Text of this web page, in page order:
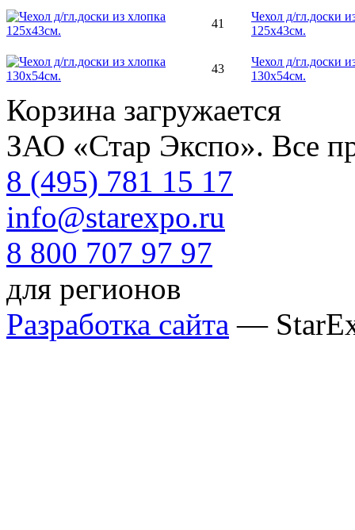
41
Чехол д/гл.доски
125х43см.
43
Чехол д/гл.доски
130х54см.
Корзина загружается
ЗАО «Стар Экспо». Все
8 (495) 781 15 17
info@starexpo.ru
8 800 707 97 97
для регионов
Разработка сайта —